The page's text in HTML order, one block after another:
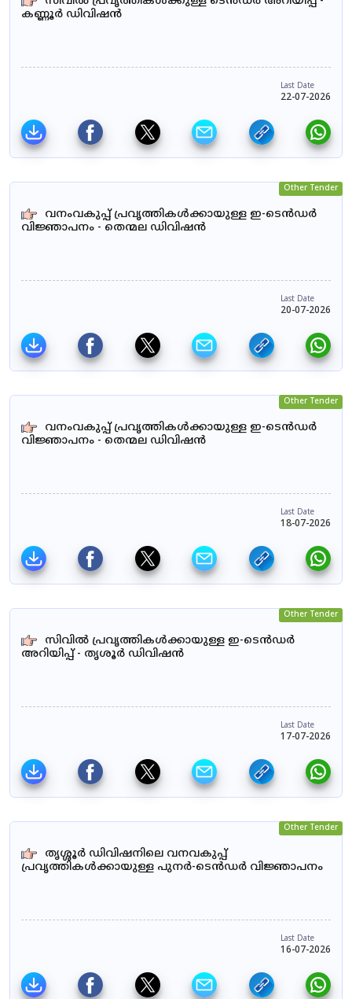
കണ്ണൂർ ഡിവിഷൻ
Last Date
22-07-2026
Other Tender
വനംവകുപ്പ് പ്രവൃത്തികൾക്കായുള്ള ഇ-ടെൻഡർ
വിജ്ഞാപനം - തെന്മല ഡിവിഷൻ
Last Date
20-07-2026
Other Tender
വനംവകുപ്പ് പ്രവൃത്തികൾക്കായുള്ള ഇ-ടെൻഡർ
വിജ്ഞാപനം - തെന്മല ഡിവിഷൻ
Last Date
18-07-2026
Other Tender
സിവിൽ പ്രവൃത്തികൾക്കായുള്ള ഇ-ടെൻഡർ
അറിയിപ്പ് - തൃശൂർ ഡിവിഷൻ
Last Date
17-07-2026
Other Tender
തൃശ്ശൂർ ഡിവിഷനിലെ വനവകുപ്പ്
പ്രവൃത്തികൾക്കായുള്ള പുനർ-ടെൻഡർ വിജ്ഞാപനം
Last Date
16-07-2026